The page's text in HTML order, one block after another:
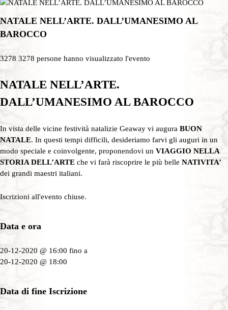
NATALE NELL’ARTE. DALL’UMANESIMO AL
BAROCCO
3278 3278 persone hanno visualizzato l'evento
NATALE NELL’ARTE.
DALL’UMANESIMO AL BAROCCO
In vista delle vicine festività natalizie Geaway vi augura BUON
NATALE. In questi tempi difficili, desideriamo farvi gli auguri in un
modo speciale e coinvolgente, proponendovi un VIAGGIO NELLA
STORIA DELL’ARTE che vi farà riscoprire le più belle NATIVITA’
dei grandi maestri italiani.
Iscrizioni all'evento chiuse.
Data e ora
20-12-2020 @ 16:00 fino a
20-12-2020 @ 18:00
Data di fine Iscrizione